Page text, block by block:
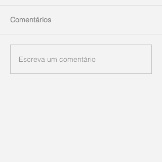
Comentários
Escreva um comentário